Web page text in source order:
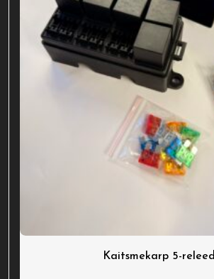
Kaitsmekarp 5-releed